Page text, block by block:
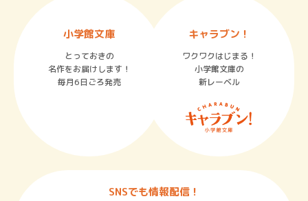
小学館文庫
とっておきの
名作をお届けします！
毎月6日ごろ発売
キャラブン！
ワクワクはじまる！
小学館文庫の
新レーベル
SNSでも情報配信！